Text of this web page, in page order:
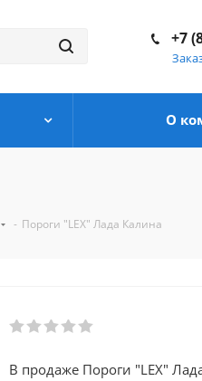
+7
О
- Пороги "LEX" Лада Калина
В продаже Пороги "LEX"